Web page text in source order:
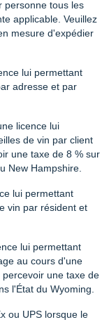
personne tous les
applicable. Veuillez
mesure d'expédier
lui permettant
adresse et par
licence lui
de vin par client
une taxe de 8 % sur
New Hampshire.
lui permettant
vin par résident et
lui permettant
au cours d'une
une taxe de
l'État du Wyoming.
ou UPS lorsque le